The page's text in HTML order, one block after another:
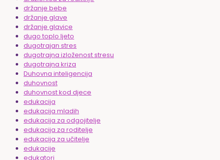
držanje bebe
držanje glave
držanje glavice
dugo toplo ljeto
dugotrajan stres
dugotrajna izloženost stresu
dugotrajna kriza
Duhovna inteligencija
duhovnost
duhovnost kod djece
edukacija
edukacija mladih
edukacija za odgojitelje
edukacija za roditelje
edukacija za učitelje
edukacije
edukatori